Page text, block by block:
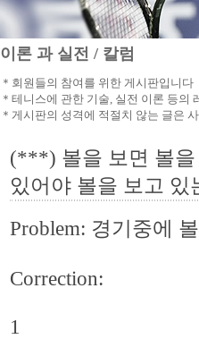
이론 과 실전 / 칼럼
＊회원들의 참여를 위한 게시판입니다
＊테니스에 관한 기술, 실전 이론 등의
＊게시판의 성격에 적절치 않는 글은
(***) 볼을 보면 볼을
있어야 볼을 보고 있
Problem: 경기중에
Correction:
1